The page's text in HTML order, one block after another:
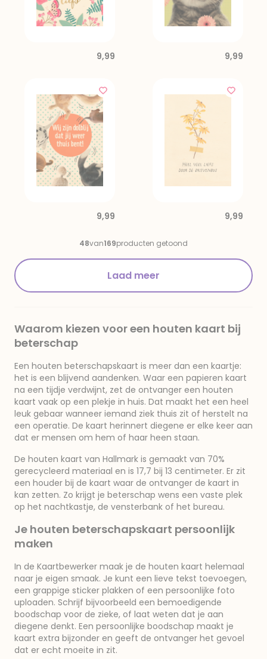
9,99 9,99
9,99 9,99
48van169producten getoond
Laad meer
Waarom kiezen voor een houten kaart bij
beterschap
Een houten beterschapskaart is meer dan een kaartje:
het is een blijvend aandenken. Waar een papieren kaart
na een tijdje verdwijnt, zet de ontvanger een houten
kaart vaak op een plekje in huis. Dat maakt het een heel
leuk gebaar wanneer iemand ziek thuis zit of herstelt na
een operatie. De kaart herinnert diegene er elke keer aan
dat er mensen om hem of haar heen staan.
De houten kaart van Hallmark is gemaakt van 70%
gerecycleerd materiaal en is 17,7 bij 13 centimeter. Er zit
een houder bij de kaart waar de ontvanger de kaart in
kan zetten. Zo krijgt je beterschap wens een vaste plek
op het nachtkastje, de vensterbank of het bureau.
Je houten beterschapskaart persoonlijk
maken
In de Kaartbewerker maak je de houten kaart helemaal
naar je eigen smaak. Je kunt een lieve tekst toevoegen,
een grappige sticker plakken of een persoonlijke foto
uploaden. Schrijf bijvoorbeeld een bemoedigende
boodschap voor de zieke, of laat weten dat je aan
diegene denkt. Een persoonlijke boodschap maakt je
kaart extra bijzonder en geeft de ontvanger het gevoel
dat er echt moeite in zit.